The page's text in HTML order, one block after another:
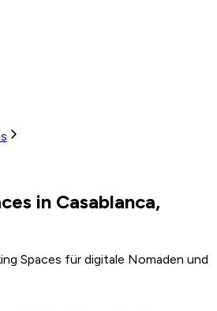
in Casablanca,
Spaces für digitale Nomaden und